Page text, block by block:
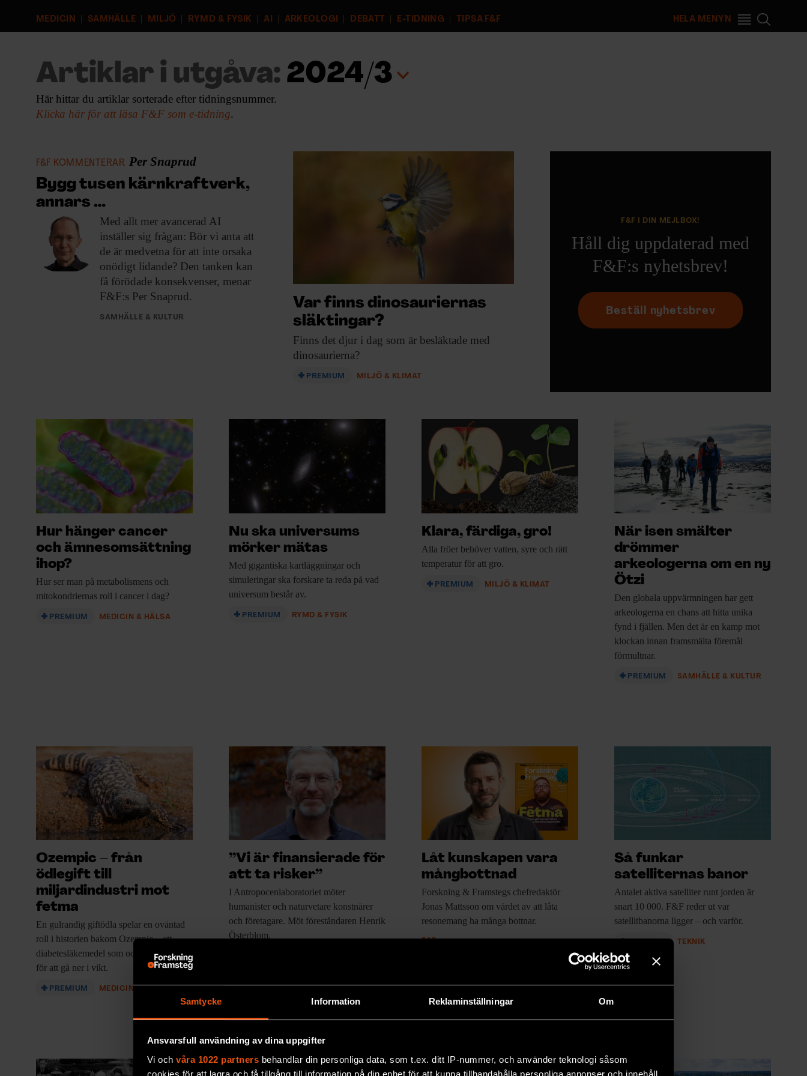
Samtycke Information Reklaminställningar Om
Ansvarsfull användning av dina uppgifter
Vi och våra 1022 partners behandlar din personliga data, som t.ex. ditt IP-nummer, och använder teknologi såsom
cookies för att lagra och få tillgång till information på din enhet för att kunna tillhandahålla personliga annonser och innehåll,
MEDICIN SAMHÄLLE MILJÖ RYMD & FYSIK AI ARKEOLOGI DEBATT E-TIDNING TIPSA F&F HELA MENYN
EVENEMANG & RESOR
KONTAKTA F&F
SKRIV I F&F
ANNONSERA I F&F
OM F&F
Artiklar i utgåva: 2024/3
Här hittar du artiklar sorterade efter tidningsnummer.
Klicka här för att läsa F&F som e-tidning.
F&F KOMMENTERAR Per Snaprud
Bygg tusen kärnkraftverk,
annars …
Med allt mer avancerad AI
inställer sig frågan: Bör vi anta att
de är medvetna för att inte orsaka
onödigt lidande? Den tanken kan
få förödade konsekvenser, menar
F&F:s Per Snaprud.
SAMHÄLLE & KULTUR
Var finns dinosauriernas
släktingar?
Finns det djur i dag som är besläktade med
dinosaurierna?
PREMIUM MILJÖ & KLIMAT
F&F I DIN MEJLBOX!
Håll dig uppdaterad med
F&F:s nyhetsbrev!
Beställ nyhetsbrev
Hur hänger cancer
och ämnesomsättning
ihop?
Hur ser man på metabolismens och
mitokondriernas roll i cancer i dag?
PREMIUM MEDICIN & HÄLSA
Nu ska universums
mörker mätas
Med gigantiska kartläggningar och
simuleringar ska forskare ta reda på vad
universum består av.
PREMIUM RYMD & FYSIK
Klara, färdiga, gro!
Alla fröer behöver vatten, syre och rätt
temperatur för att gro.
PREMIUM MILJÖ & KLIMAT
När isen smälter
drömmer
arkeologerna om en ny
Ötzi
Den globala uppvärmningen har gett
arkeologerna en chans att hitta unika
fynd i fjällen. Men det är en kamp mot
klockan innan framsmälta föremål
förmultnar.
PREMIUM SAMHÄLLE & KULTUR
Ozempic – från
ödlegift till
miljardindustri mot
fetma
En gulrandig giftödla spelar en oväntad
roll i historien bakom Ozempic – ett
diabetesläkemedel som också används
för att gå ner i vikt.
PREMIUM MEDICIN & HÄLSA
”Vi är finansierade för
att ta risker”
I Antropocenlaboratoriet möter
humanister och naturvetare konstnärer
och företagare. Möt föreståndaren Henrik
Österblom.
Låt kunskapen vara
mångbottnad
Forskning & Framstegs chefredaktör
Jonas Mattsson om värdet av att låta
resonemang ha många bottnar.
F&F
Så funkar
satelliternas banor
Antalet aktiva satelliter runt jorden är
snart 10 000. F&F reder ut var
satellitbanorna ligger – och varför.
TEKNIK